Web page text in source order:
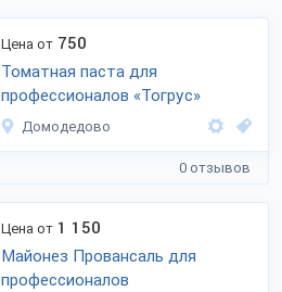
Цена от 750
Томатная паста для
профессионалов «Тогрус»
Домодедово
0 отзывов
Цена от 1 150
Майонез Провансаль для
профессионалов